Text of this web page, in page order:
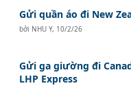
Gửi quần áo đi New
bởi NHU Y, 10/2/26
Gửi ga giường đi
LHP Express